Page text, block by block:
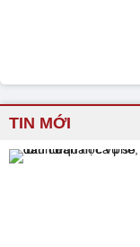
TIN MỚI